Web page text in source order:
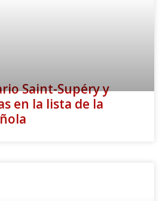
Saint-Supéry y
en la lista de la